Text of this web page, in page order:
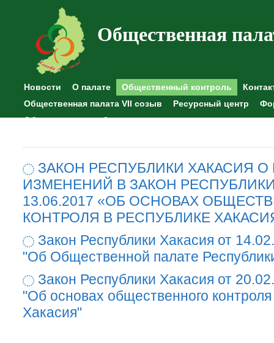
Общественная
Новости О палате Общественный контроль
Общественная палата VII созыв
Ресурсный центр
Общественные наблюдения
ЗАКОН РЕСПУБЛИКИ ХАКАСИЯ
ИЗМЕНЕНИЙ В ЗАКОН
13.06.2017 «ОБ ОСНОВАХ
КОНТРОЛЯ В РЕСПУБЛИКЕ
Закон Республики Хакасия от
"Об Общественной палате
Закон Республики Хакасия от
"Об основах общественного
Хакасия"